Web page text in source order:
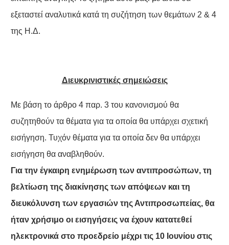
εξεταστεί αναλυτικά κατά τη συζήτηση των θεμάτων 2 & 4
της Η.Δ.
Διευκρινιστικές σημειώσεις
Με βάση το άρθρο 4 παρ. 3 του κανονισμού θα
συζητηθούν τα θέματα για τα οποία θα υπάρχει σχετική
εισήγηση. Τυχόν θέματα για τα οποία δεν θα υπάρχει
εισήγηση θα αναβληθούν.
Για την έγκαιρη ενημέρωση των αντιπροσώπων, τη
βελτίωση της διακίνησης των απόψεων και τη
διευκόλυνση των εργασιών της Αντιπροσωπείας, θα
ήταν χρήσιμο οι εισηγήσεις να έχουν κατατεθεί
ηλεκτρονικά στο προεδρείο μέχρι τις 10 Ιουνίου στις